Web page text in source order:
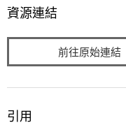
資源連結
前往原始連結
引用